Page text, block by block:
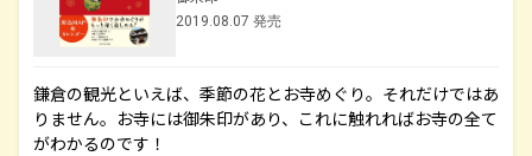
2019.08.07 発売
鎌倉の観光といえば、季節の花とお寺めぐり。それだけではあ
りません。お寺には御朱印があり、これに触れればお寺の全て
がわかるのです！